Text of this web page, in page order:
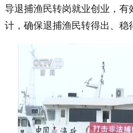
导退捕渔民转岗就业创业，
计，确保退捕渔民转得出、稳